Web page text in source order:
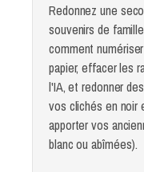
Redonnez une
souvenirs de
comment
papier, effacer les
l'IA, et redonner
vos clichés en noir
apporter vos
blanc ou abîmées).